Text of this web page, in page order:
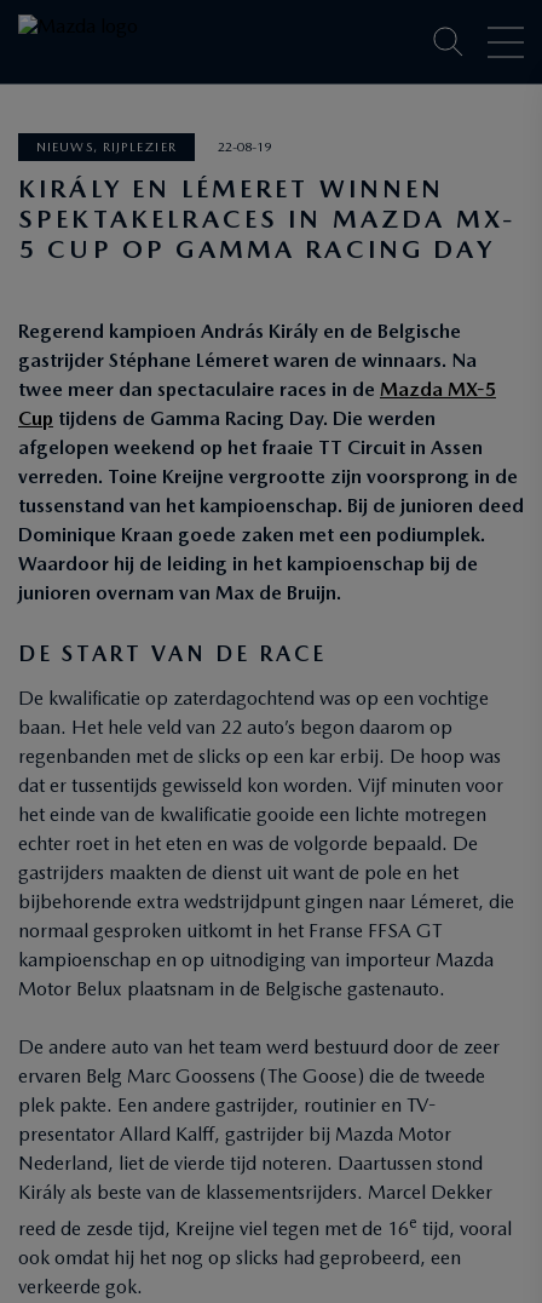
NIEUWS, RIJPLEZIER 22-08-19
KIRÁLY EN LÉMERET WINNEN
SPEKTAKELRACES IN MAZDA MX-
5 CUP OP GAMMA RACING DAY
Regerend kampioen András Király en de Belgische
gastrijder Stéphane Lémeret waren de winnaars. Na
twee meer dan spectaculaire races in de Mazda MX-5
Cup tijdens de Gamma Racing Day. Die werden
afgelopen weekend op het fraaie TT Circuit in Assen
verreden. Toine Kreijne vergrootte zijn voorsprong in de
tussenstand van het kampioenschap. Bij de junioren deed
Dominique Kraan goede zaken met een podiumplek.
Waardoor hij de leiding in het kampioenschap bij de
junioren overnam van Max de Bruijn.
DE START VAN DE RACE
De kwalificatie op zaterdagochtend was op een vochtige
baan. Het hele veld van 22 auto’s begon daarom op
regenbanden met de slicks op een kar erbij. De hoop was
dat er tussentijds gewisseld kon worden. Vijf minuten voor
het einde van de kwalificatie gooide een lichte motregen
echter roet in het eten en was de volgorde bepaald. De
gastrijders maakten de dienst uit want de pole en het
bijbehorende extra wedstrijdpunt gingen naar Lémeret, die
normaal gesproken uitkomt in het Franse FFSA GT
kampioenschap en op uitnodiging van importeur Mazda
Motor Belux plaatsnam in de Belgische gastenauto.
De andere auto van het team werd bestuurd door de zeer
ervaren Belg Marc Goossens (The Goose) die de tweede
plek pakte. Een andere gastrijder, routinier en TV-
presentator Allard Kalff, gastrijder bij Mazda Motor
Nederland, liet de vierde tijd noteren. Daartussen stond
Király als beste van de klassementsrijders. Marcel Dekker
reed de zesde tijd, Kreijne viel tegen met de 16e tijd, vooral
ook omdat hij het nog op slicks had geprobeerd, een
verkeerde gok.